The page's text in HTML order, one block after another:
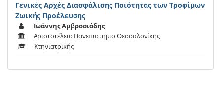
Γενικές Αρχές Διασφάλισης Ποιότητας των Τροφίμων
Ζωικής Προέλευσης
Ιωάννης Αμβροσιάδης
Αριστοτέλειο Πανεπιστήμιο Θεσσαλονίκης
Κτηνιατρικής